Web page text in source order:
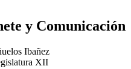
y Comunicación
Ibañez
XII